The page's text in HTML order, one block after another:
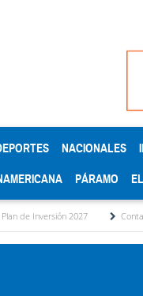
NACIONALES
PÁRAMO
2027 Contaminación y